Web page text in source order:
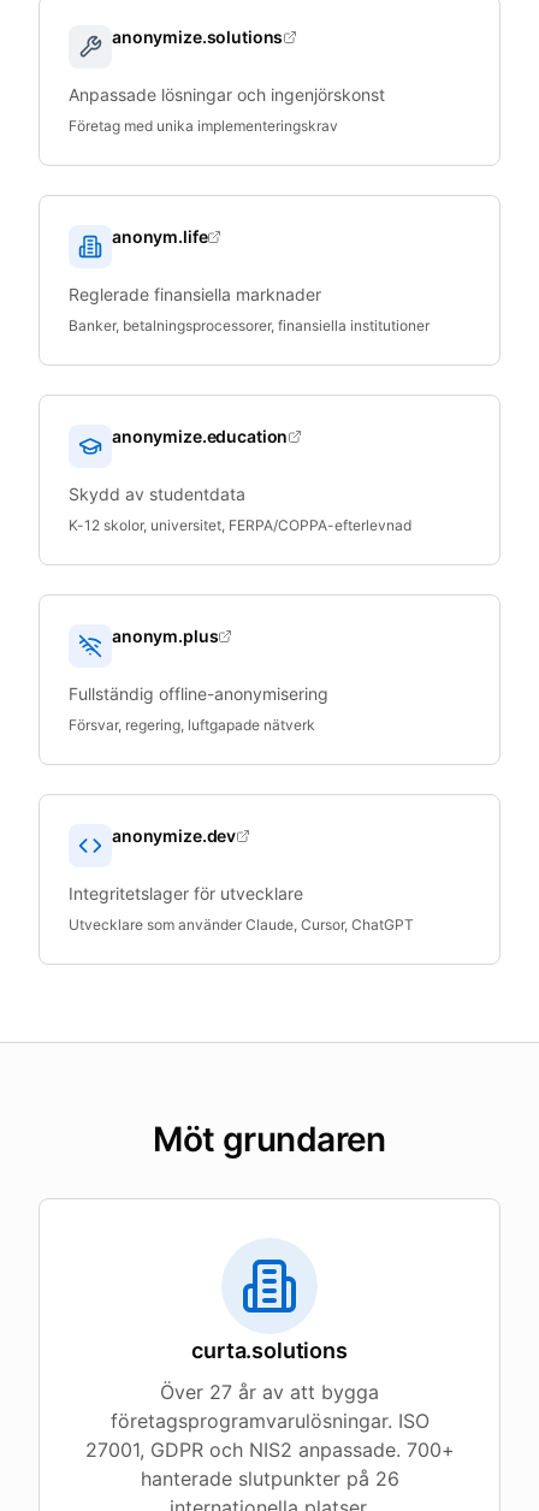
anonymize.solutions
Anpassade lösningar och ingenjörskonst
Företag med unika implementeringskrav
anonym.life
Reglerade finansiella marknader
Banker, betalningsprocessorer, finansiella institutioner
anonymize.education
Skydd av studentdata
K-12 skolor, universitet, FERPA/COPPA-efterlevnad
anonym.plus
Fullständig offline-anonymisering
Försvar, regering, luftgapade nätverk
anonymize.dev
Integritetslager för utvecklare
Utvecklare som använder Claude, Cursor, ChatGPT
Möt grundaren
curta.solutions
Över 27 år av att bygga
företagsprogramvarulösningar. ISO
27001, GDPR och NIS2 anpassade. 700+
hanterade slutpunkter på 26